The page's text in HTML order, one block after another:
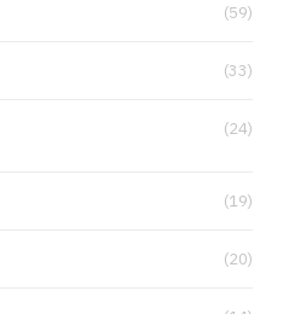
(59)
(33)
(24)
(19)
(20)